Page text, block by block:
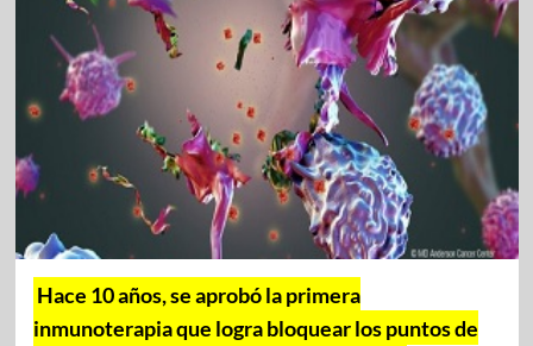
Hace 10 años, se aprobó la primera
inmunoterapia que logra bloquear los puntos de